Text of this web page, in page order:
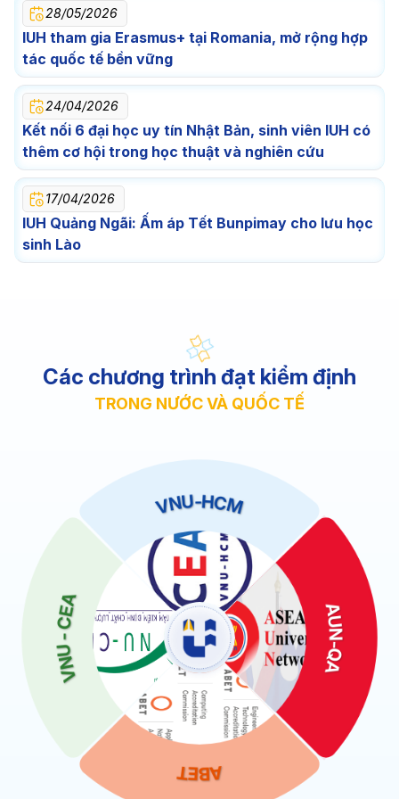
28/05/2026
IUH tham gia Erasmus+ tại Romania, mở rộng hợp
tác quốc tế bền vững
24/04/2026
Kết nối 6 đại học uy tín Nhật Bản, sinh viên IUH có
thêm cơ hội trong học thuật và nghiên cứu
17/04/2026
IUH Quảng Ngãi: Ấm áp Tết Bunpimay cho lưu học
sinh Lào
Các chương trình đạt kiểm định
TRONG NƯỚC VÀ QUỐC TẾ